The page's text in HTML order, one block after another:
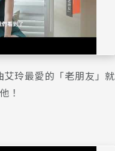
玲最愛的「老朋友」就
！